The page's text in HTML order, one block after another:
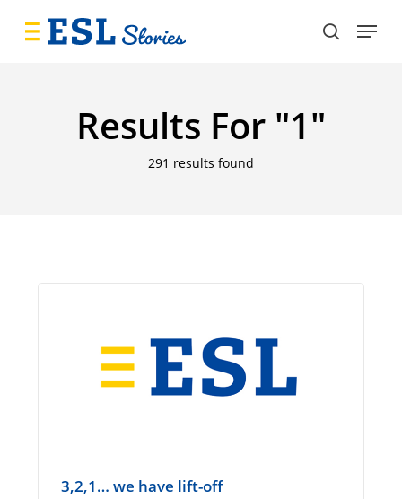
search
Menu
Results For "1"
291 results found
3,2,1… we have lift-off